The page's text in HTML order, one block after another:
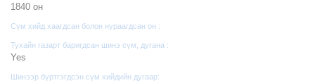
1840 он
Сүм хийд хаагдсан болон нураагдсан он :
Тухайн газарт баригдсан шинэ сүм, дугана :
Yes
Шинээр бүртгэгдсэн сүм хийдийн дугаар: